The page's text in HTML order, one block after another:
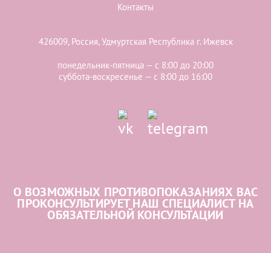
Контакты
426009, Россия, Удмуртская Республика г. Ижевск
понедельник-пятница — с 8:00 до 20:00
суббота-воскресенье — с 8:00 до 16:00
О ВОЗМОЖНЫХ ПРОТИВОПОКАЗАНИЯХ ВАС
ПРОКОНСУЛЬТИРУЕТ НАШ СПЕЦИАЛИСТ НА
ОБЯЗАТЕЛЬНОЙ КОНСУЛЬТАЦИИ